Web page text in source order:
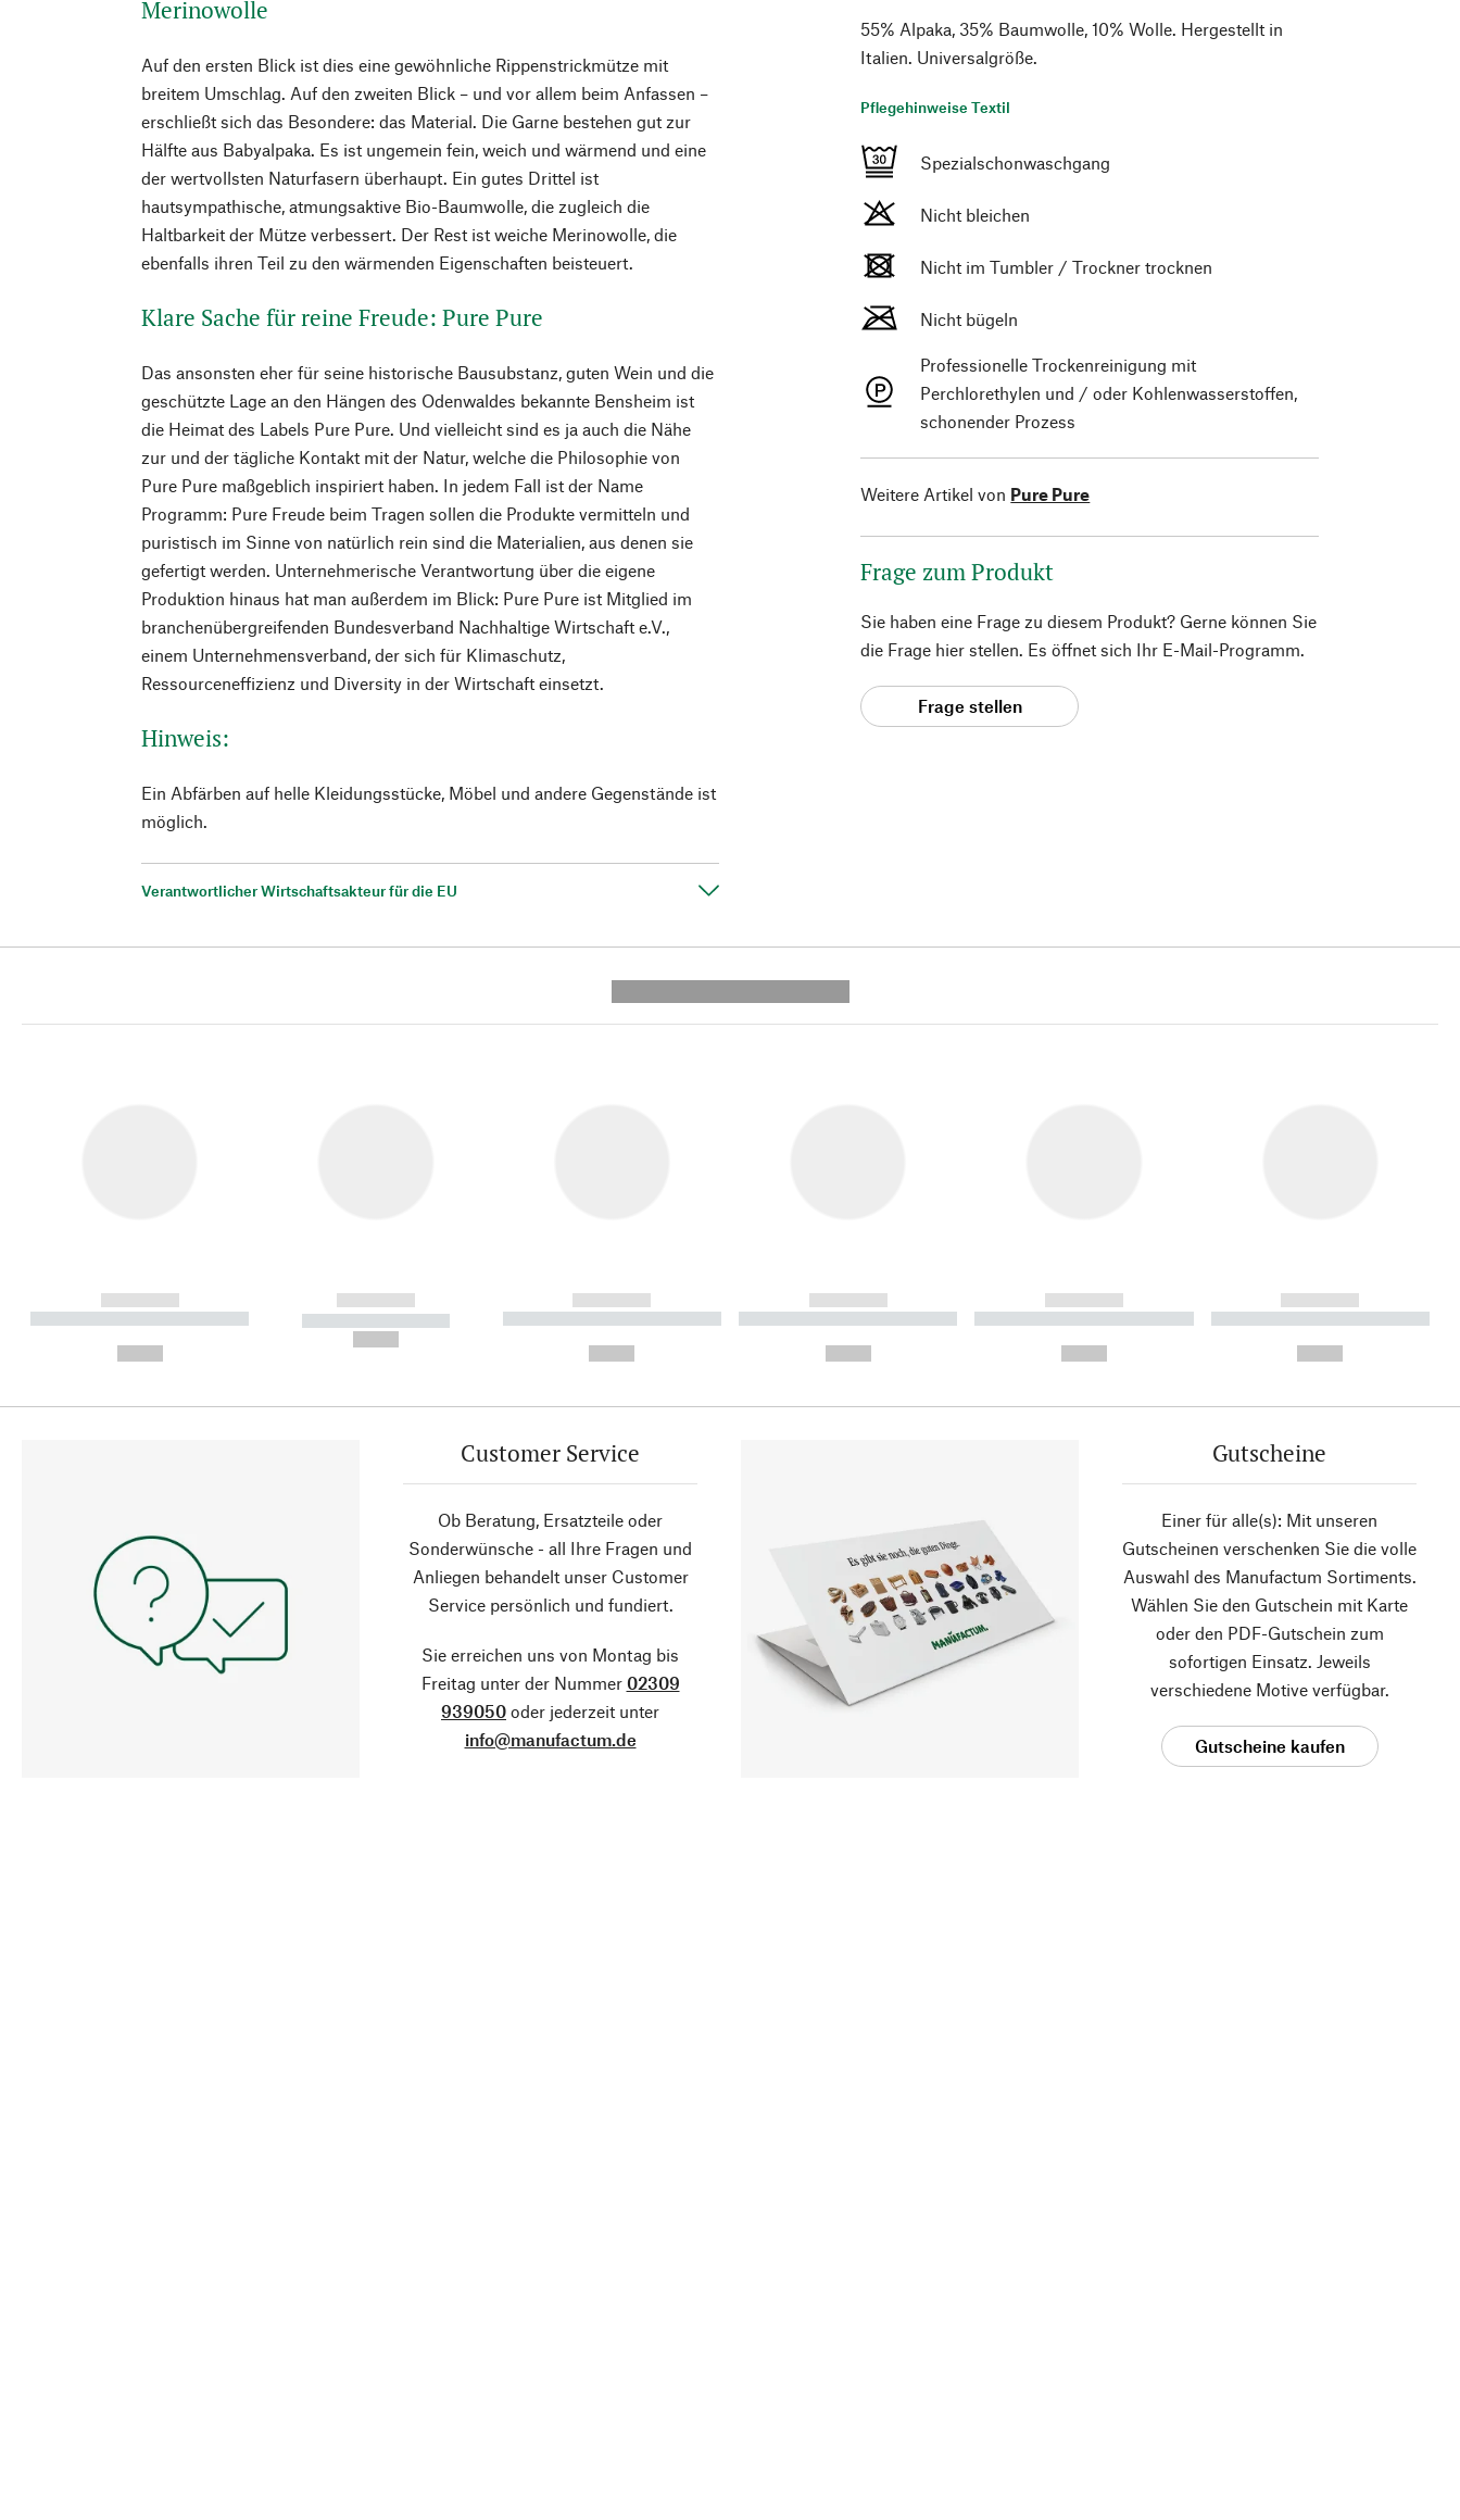
Merinowolle
Auf den ersten Blick ist dies eine gewöhnliche Rippenstrickmütze mit
breitem Umschlag. Auf den zweiten Blick – und vor allem beim Anfassen –
erschließt sich das Besondere: das Material. Die Garne bestehen gut zur
Hälfte aus Babyalpaka. Es ist ungemein fein, weich und wärmend und eine
der wertvollsten Naturfasern überhaupt. Ein gutes Drittel ist
hautsympathische, atmungsaktive Bio-Baumwolle, die zugleich die
Haltbarkeit der Mütze verbessert. Der Rest ist weiche Merinowolle, die
ebenfalls ihren Teil zu den wärmenden Eigenschaften beisteuert.
Klare Sache für reine Freude: Pure Pure
Das ansonsten eher für seine historische Bausubstanz, guten Wein und die
geschützte Lage an den Hängen des Odenwaldes bekannte Bensheim ist
die Heimat des Labels Pure Pure. Und vielleicht sind es ja auch die Nähe
zur und der tägliche Kontakt mit der Natur, welche die Philosophie von
Pure Pure maßgeblich inspiriert haben. In jedem Fall ist der Name
Programm: Pure Freude beim Tragen sollen die Produkte vermitteln und
puristisch im Sinne von natürlich rein sind die Materialien, aus denen sie
gefertigt werden. Unternehmerische Verantwortung über die eigene
Produktion hinaus hat man außerdem im Blick: Pure Pure ist Mitglied im
branchenübergreifenden Bundesverband Nachhaltige Wirtschaft e.V.,
einem Unternehmensverband, der sich für Klimaschutz,
Ressourceneffizienz und Diversity in der Wirtschaft einsetzt.
Hinweis:
Ein Abfärben auf helle Kleidungsstücke, Möbel und andere Gegenstände ist
möglich.
Verantwortlicher Wirtschaftsakteur für die EU
55% Alpaka, 35% Baumwolle, 10% Wolle. Hergestellt in
Italien. Universalgröße.
Pflegehinweise Textil
Spezialschonwaschgang
Nicht bleichen
Nicht im Tumbler / Trockner trocknen
Nicht bügeln
Professionelle Trockenreinigung mit
Perchlorethylen und / oder Kohlenwasserstoffen,
schonender Prozess
Weitere Artikel von Pure Pure
Frage zum Produkt
Sie haben eine Frage zu diesem Produkt? Gerne können Sie
die Frage hier stellen. Es öffnet sich Ihr E-Mail-Programm.
Frage stellen
------------
----------- ----------- ----------
------------
----------- -----------
------------
----------- ----------- ----------
------------
----------- ----------- ----------
------------
----------- ----------- ----------
------------
----------- ----------- ----------
Customer Service
Ob Beratung, Ersatzteile oder
Sonderwünsche - all Ihre Fragen und
Anliegen behandelt unser Customer
Service persönlich und fundiert.
Sie erreichen uns von Montag bis
Freitag unter der Nummer 02309
939050 oder jederzeit unter
info@manufactum.de
Gutscheine
Einer für alle(s): Mit unseren
Gutscheinen verschenken Sie die volle
Auswahl des Manufactum Sortiments.
Wählen Sie den Gutschein mit Karte
oder den PDF-Gutschein zum
sofortigen Einsatz. Jeweils
verschiedene Motive verfügbar.
Gutscheine kaufen